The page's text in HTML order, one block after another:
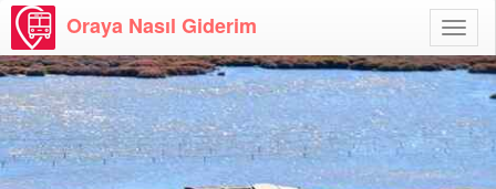
Aç
Oraya Nasıl Giderim